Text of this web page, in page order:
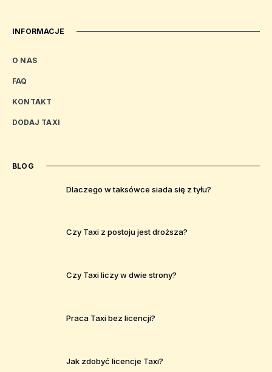
INFORMACJE
O NAS
FAQ
KONTAKT
DODAJ TAXI
BLOG
Dlaczego w taksówce siada się z tyłu?
Czy Taxi z postoju jest droższa?
Czy Taxi liczy w dwie strony?
Praca Taxi bez licencji?
Jak zdobyć licencje Taxi?